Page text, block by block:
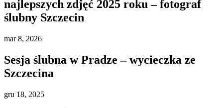
najlepszych zdjęć 2025 roku – fotograf
ślubny Szczecin
mar8, 2026
Sesja ślubna w Pradze – wycieczka ze
Szczecina
gru 18, 2025